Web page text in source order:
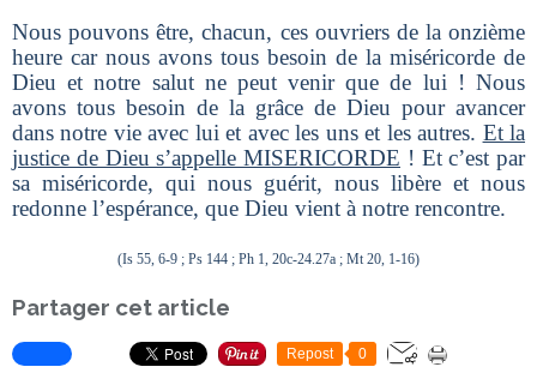
Nous pouvons être, chacun, ces ouvriers de la onzième
heure car nous avons tous besoin de la miséricorde de
Dieu et notre salut ne peut venir que de lui ! Nous
avons tous besoin de la grâce de Dieu pour avancer
dans notre vie avec lui et avec les uns et les autres. Et la
justice de Dieu s’appelle MISERICORDE ! Et c’est par
sa miséricorde, qui nous guérit, nous libère et nous
redonne l’espérance, que Dieu vient à notre rencontre.
(Is 55, 6-9 ; Ps 144 ; Ph 1, 20c-24.27a ; Mt 20, 1-16)
Partager cet article
Repost 0